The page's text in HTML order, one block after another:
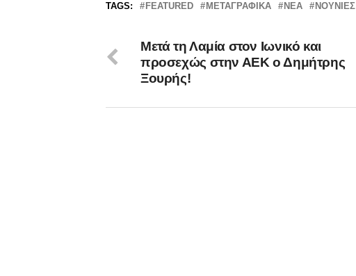
TAGS: FEATURED ΜΕΤΑΓΡΑΦΙΚΆ ΝΈΑ ΝΟΥΝΙΕΣ
Μετά τη Λαμία στον Ιωνικό και
προσεχώς στην ΑΕΚ ο Δημήτρης
Ξουρής!